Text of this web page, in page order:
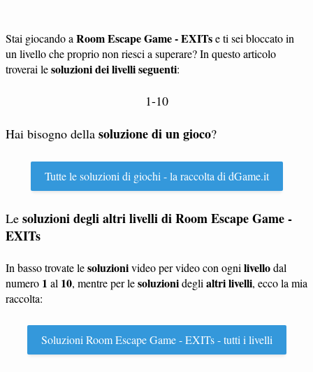
Stai giocando a Room Escape Game - EXITse ti sei bloccato in
un livello che proprio non riesci a superare? In questo articolo
troverai lesoluzioni dei livelli seguenti:
1-10
Hai bisogno della soluzione di un gioco?
Tutte le soluzioni di giochi - la raccolta di dGame.it
Le soluzioni degli altri livelli di Room Escape Game -
EXITs
In basso trovate lesoluzionivideo per video con ogni livellodal
numero 1 al 10, mentre per lesoluzionidegli altri livelli, ecco la mia
raccolta:
Soluzioni Room Escape Game - EXITs - tutti i livelli